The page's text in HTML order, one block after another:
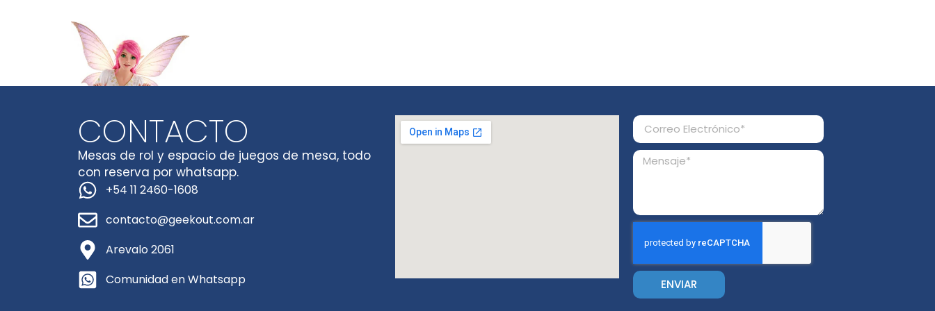
CONTACTO
Mesas de rol y espacio de juegos de mesa, todo
con reserva por whatsapp.
+54 11 2460-1608
contacto@geekout.com.ar
Arevalo 2061
Comunidad en Whatsapp
ENVIAR